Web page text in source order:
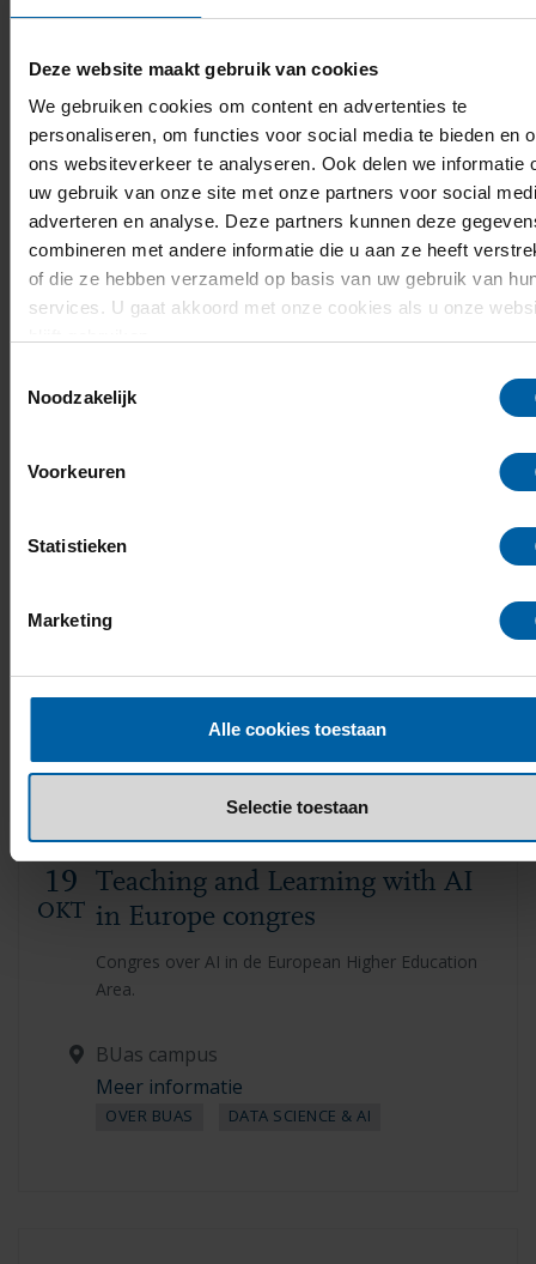
Deze website maakt gebruik van cookies
We gebruiken cookies om content en advertenties te
personaliseren, om functies voor social media te bieden en
ons websiteverkeer te analyseren. Ook delen we informatie
uw gebruik van onze site met onze partners voor social
adverteren en analyse. Deze partners kunnen deze
combineren met andere informatie die u aan ze heeft
of die ze hebben verzameld op basis van uw gebruik van
services. U gaat akkoord met onze cookies als u onze
Noodzakelijk
Voorkeuren
Statistieken
Marketing
Alle cookies toestaan
Selectie toestaan
Opening Academisch Jaar 2026
11
SEP
BUas opent op 11 september het academisch
jaar, met minister Tom Berendsen als
gastspreker.
14:30 - 16:45
BUas campus
Lees meer
5
OKT
19:30 - 20:15
Info & aanmelden
Teaching and Learning with AI
in Europe congres
19
OKT
Congres over AI in de European Higher Education
Area.
BUas campus
Meer informatie
OVER BUAS DATA SCIENCE & AI